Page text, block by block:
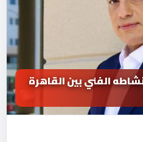
الفني بين القاهرة